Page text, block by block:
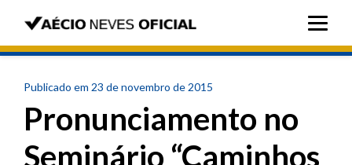
Publicado em 23 de novembro de 2015
Pronunciamento no
Seminário “Caminhos